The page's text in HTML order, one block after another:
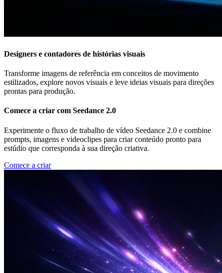
Designers e contadores de histórias visuais
Transforme imagens de referência em conceitos de movimento
estilizados, explore novos visuais e leve ideias visuais para direções
prontas para produção.
Comece a criar com Seedance 2.0
Experimente o fluxo de trabalho de vídeo Seedance 2.0 e combine
prompts, imagens e videoclipes para criar conteúdo pronto para
estúdio que corresponda à sua direção criativa.
Comece a criar